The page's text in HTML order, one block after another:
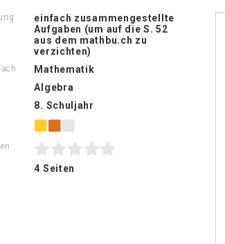
einfach zusammengestellte
Aufgaben (um auf die S. 52
aus dem mathbu.ch zu
verzichten)
Mathematik
Algebra
8. Schuljahr
4 Seiten